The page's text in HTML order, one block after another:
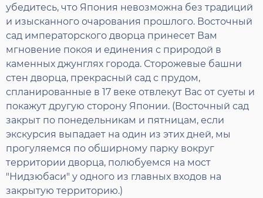
убедитесь, что Япония невозможна без традиций
и изысканного очарования прошлого. Восточный
сад императорского дворца принесет Вам
мгновение покоя и единения с природой в
каменных джунглях города. Сторожевые башни
стен дворца, прекрасный сад с прудом,
спланированные в 17 веке отвлекут Вас от суеты и
покажут другую сторону Японии. (Восточный сад
закрыт по понедельникам и пятницам, если
экскурсия выпадает на один из этих дней, мы
прогуляемся по обширному парку вокруг
территории дворца, полюбуемся на мост
"Нидзюбаси" у одного из главных входов на
закрытую территорию.)